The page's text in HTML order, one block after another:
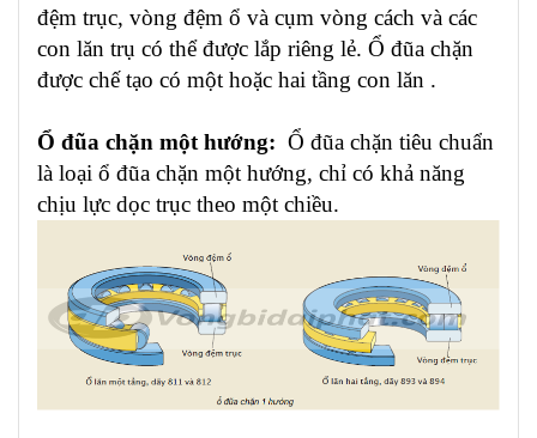
đệm trục, vòng đệm ổ và cụm vòng cách và các
con lăn trụ có thể được lắp riêng lẻ. Ổ đũa chặn
được chế tạo có một hoặc hai tầng con lăn .
Ổ đũa chặn một hướng: Ổ đũa chặn tiêu chuẩn
là loại ổ đũa chặn một hướng, chỉ có khả năng
chịu lực dọc trục theo một chiều.